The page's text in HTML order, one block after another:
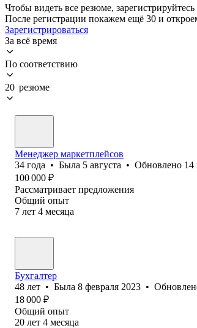
Чтобы видеть все резюме, зарегистрируйтесь
После регистрации покажем ещё 30 и
Зарегистрироваться
За всё время
По соответствию
20 резюме
Менеджер маркетплейсов
34 года • Была 5 августа • Обновлено 14
100 000 ₽
Рассматривает предложения
Общий опыт
7 лет 4 месяца
Бухгалтер
48 лет • Была 8 февраля 2023 •
18 000 ₽
Общий опыт
20 лет 4 месяца